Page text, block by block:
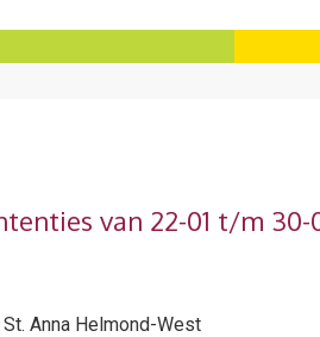
van 22-01 t/m 30-
Anna Helmond-West